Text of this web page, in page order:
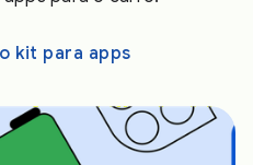
kit para apps